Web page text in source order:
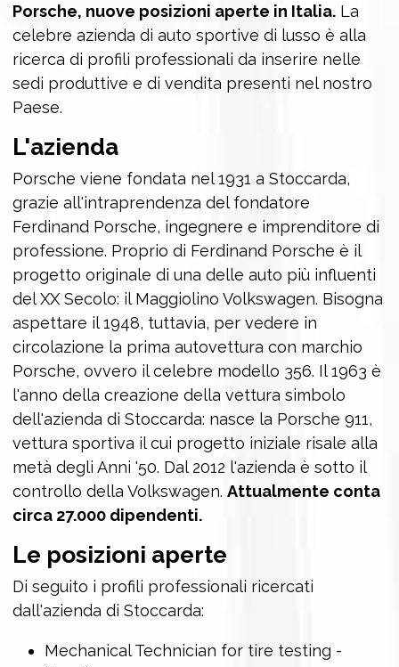
Porsche, nuove posizioni aperte in Italia.La
celebre azienda di auto sportive di lusso è alla
ricerca di profili professionali da inserire nelle
sedi produttive e di vendita presenti nel nostro
Paese.
L'azienda
Porsche viene fondata nel 1931 a Stoccarda,
grazie all'intraprendenza del fondatore
Ferdinand Porsche, ingegnere e imprenditore di
professione. Proprio di Ferdinand Porsche è il
progetto originale di una delle auto più influenti
del XX Secolo: il Maggiolino Volkswagen. Bisogna
aspettare il 1948, tuttavia, per vedere in
circolazione la prima autovettura con marchio
Porsche, ovvero il celebre modello 356. Il 1963 è
l'anno della creazione della vettura simbolo
dell'azienda di Stoccarda: nasce la Porsche 911,
vettura sportiva il cui progetto iniziale risale alla
metà degli Anni '50. Dal 2012 l'azienda è sotto il
controllo della Volkswagen. Attualmente conta
circa 27.000 dipendenti.
Le posizioni aperte
Di seguito i profili professionali ricercati
dall'azienda di Stoccarda:
Mechanical Technician for tire testing -